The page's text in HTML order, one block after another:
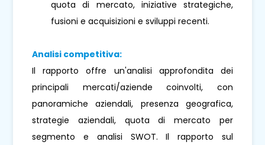
quota di mercato, iniziative strategiche,
fusioni e acquisizioni e sviluppi recenti.
Analisi competitiva:
Il rapporto offre un'analisi approfondita dei
principali mercati/aziende coinvolti, con
panoramiche aziendali, presenza geografica,
strategie aziendali, quota di mercato per
segmento e analisi SWOT. Il rapporto sul